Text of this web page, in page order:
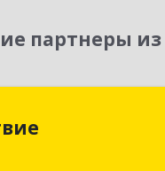
партнеры из
Респ, Сыктывкар г,